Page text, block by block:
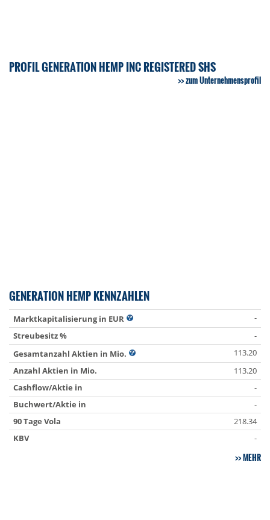
PROFIL GENERATION HEMP INC REGISTERED SHS
zum Unternehmensprofil
GENERATION HEMP KENNZAHLEN
Marktkapitalisierung in EUR
-
Streubesitz %
-
Gesamtanzahl Aktien in Mio.
113.20
Anzahl Aktien in Mio.
113.20
Cashflow/Aktie in
-
Buchwert/Aktie in
-
90 Tage Vola
218.34
KBV
-
MEHR